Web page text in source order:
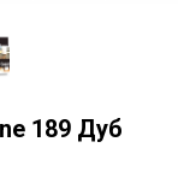
189 Дуб